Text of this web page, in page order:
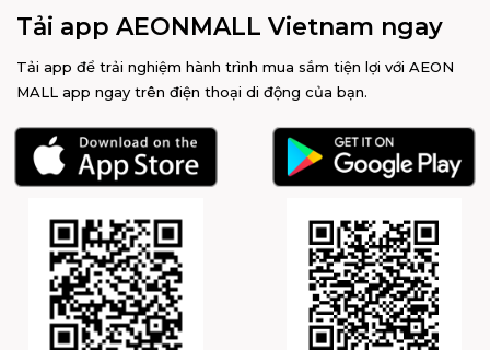
Tải app AEONMALL Vietnam ngay
Tải app để trải nghiệm hành trình mua sắm tiện lợi với AEON
MALL app ngay trên điện thoại di động của bạn.